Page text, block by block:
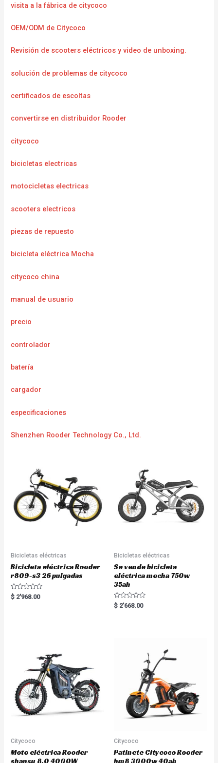
visita a la fábrica de citycoco
OEM/ODM de Citycoco
Revisión de scooters eléctricos y video de unboxing.
solución de problemas de citycoco
certificados de escoltas
convertirse en distribuidor Rooder
citycoco
bicicletas electricas
motocicletas electricas
scooters electricos
piezas de repuesto
bicicleta eléctrica Mocha
citycoco china
manual de usuario
precio
controlador
batería
cargador
especificaciones
Shenzhen Rooder Technology Co., Ltd.
Bicicletas eléctricas
Bicicleta eléctrica Rooder
r809-s3 26 pulgadas
R
a
$ 2'968.00
Bicicletas eléctricas
Se vende bicicleta
eléctrica mocha 750w
35ah
R
a
$ 2'668.00
Citycoco
Moto eléctrica Rooder
shansu 8.0 4000W
Citycoco
Patinete Citycoco Rooder
hm8 3000w 40ah